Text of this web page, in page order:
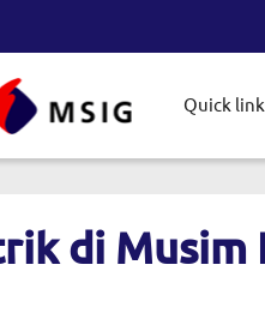
Quick
di Musim